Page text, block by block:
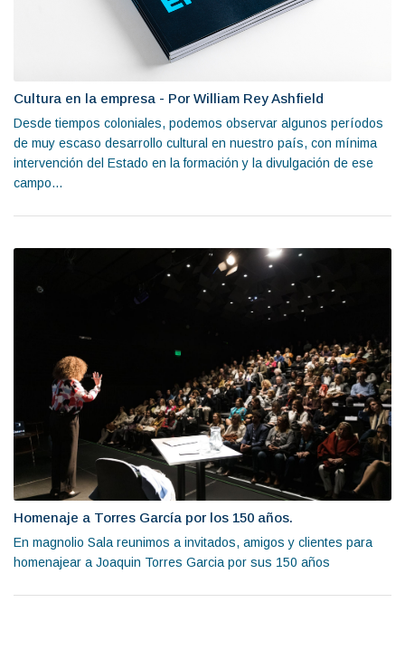
Cultura en la empresa - Por William Rey Ashfield
Desde tiempos coloniales, podemos observar algunos períodos
de muy escaso desarrollo cultural en nuestro país, con mínima
intervención del Estado en la formación y la divulgación de ese
campo...
Homenaje a Torres García por los 150 años.
En magnolio Sala reunimos a invitados, amigos y clientes para
homenajear a Joaquin Torres Garcia por sus 150 años